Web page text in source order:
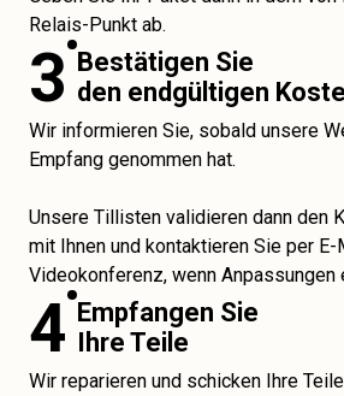
Relais-Punkt ab.
3 Bestätigen Sie
den endgültigen
Wir informieren Sie, sobald unsere
Empfang genommen hat.
Unsere Tillisten validieren dann den
mit Ihnen und kontaktieren Sie per
Videokonferenz, wenn Anpassungen
4 Empfangen Sie
Ihre Teile
Wir reparieren und schicken Ihre